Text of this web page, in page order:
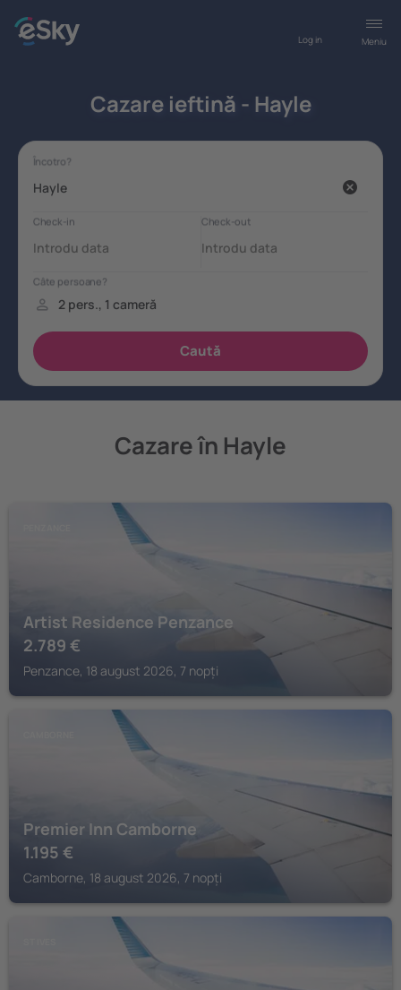
Meniu
Log in
Cazare ieftină - Hayle
Cazare în Hayle
Artist Residence Penzance
2.789 €
Penzance, 18 august 2026, 7 nopți
Premier Inn Camborne
1.195 €
Camborne, 18 august 2026, 7 nopți